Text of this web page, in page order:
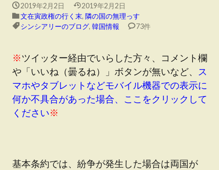
2019年2月2日
2019年2月2日
文在寅政権の行く末, 隣の国の無理っす
シンシアリーのブログ, 韓国情報 73件
※ツイッター経由でいらした方々、コメント欄
や「いいね（曇るね）」ボタンが無いなど、
ス
マホやタブレットなどモバイル機器での表示に
何か不具合があった場合、ここをクリックして
ください※
基本条約では、紛争が発生した場合は両国が